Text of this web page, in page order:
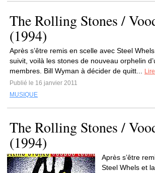
The Rolling Stones /
(1994)
Après s’être remis en scelle avec Steel
suivit, voilà les stones de nouveau orphelin
membres. Bill Wyman à décider de quitt...
Publié le 16 janvier 2011
MUSIQUE
The Rolling Stones /
(1994)
Après s’être
Steel Whels et